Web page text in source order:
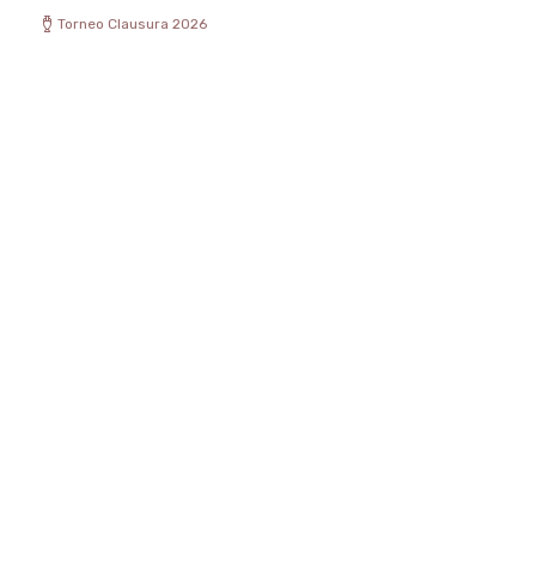
Torneo Clausura 2026